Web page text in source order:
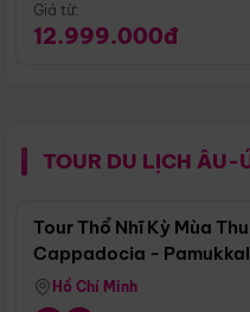
Giá từ:
12.999.000đ
TOUR DU LỊCH
Tour Thổ Nhĩ Kỳ Mùa
Cappadocia -
Hồ Chí Minh